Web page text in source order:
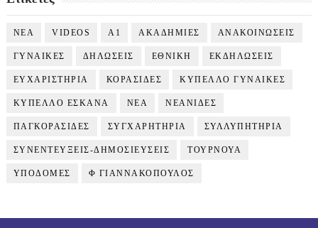
NEA VIDEOS Α1 ΑΚΑΔΗΜΙΕΣ ΑΝΑΚΟΙΝΩΣΕΙΣ
ΓΥΝΑΙΚΕΣ ΔΗΛΩΣΕΙΣ ΕΘΝΙΚΗ ΕΚΔΗΛΩΣΕΙΣ
ΕΥΧΑΡΙΣΤΗΡΙΑ ΚΟΡΑΣΙΔΕΣ ΚΥΠΕΛΛΟ ΓΥΝΑΙΚΕΣ
ΚΥΠΕΛΛΟ ΕΣΚΑΝΑ ΝΕΑ ΝΕΑΝΙΔΕΣ
ΠΑΓΚΟΡΑΣΙΔΕΣ ΣΥΓΧΑΡΗΤΗΡΙΑ ΣΥΛΛΥΠΗΤΗΡΙΑ
ΣΥΝΕΝΤΕΥΞΕΙΣ-ΔΗΜΟΣΙΕΥΣΕΙΣ ΤΟΥΡΝΟΥΑ
ΥΠΟΔΟΜΕΣ Φ ΓΙΑΝΝΑΚΟΠΟΥΛΟΣ